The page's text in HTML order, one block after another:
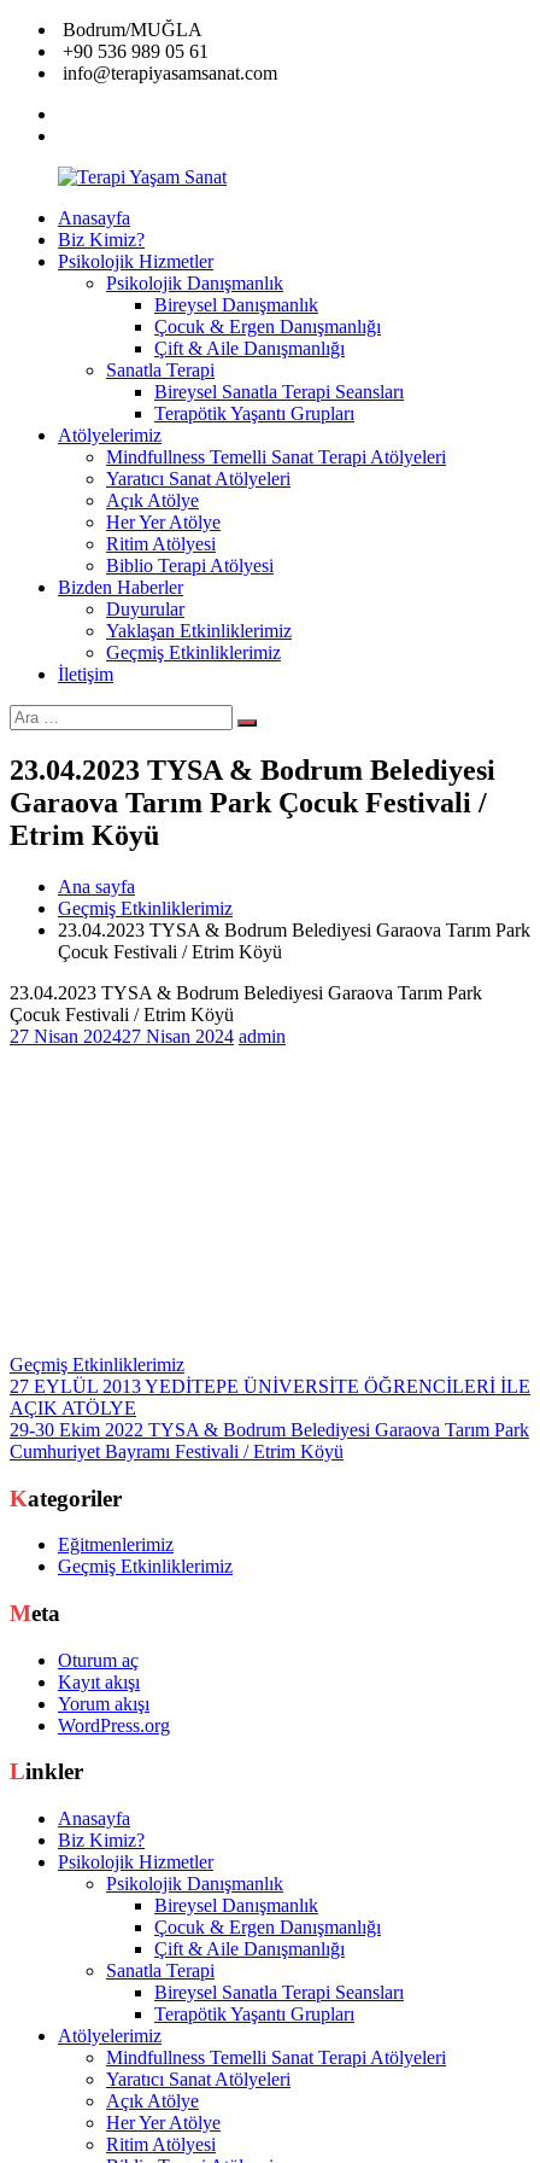
İçeriğe
Bodrum/MUĞLA
+90 536 989 05 61
info@terapiyasamsanat.com
Terapi
Yaşam
Anasayfa
Biz Kimiz?
Psikolojik Hizmetler
Psikolojik Danışmanlık
Bireysel Danışmanlık
Çocuk & Ergen Danışmanlığı
Çift & Aile Danışmanlığı
Sanatla Terapi
Bireysel Sanatla Terapi Seansları
Terapötik Yaşantı Grupları
Atölyelerimiz
Mindfullness Temelli Sanat Terapi Atölyeleri
Yaratıcı Sanat Atölyeleri
Açık Atölye
Her Yer Atölye
Ritim Atölyesi
Biblio Terapi Atölyesi
Bizden Haberler
Duyurular
Yaklaşan Etkinliklerimiz
Geçmiş Etkinliklerimiz
İletişim
Ara:
Ara
23.04.2023 TYSA & Bodrum Belediyesi
Garaova Tarım Park Çocuk Festivali /
Etrim Köyü
Ana sayfa
Geçmiş Etkinliklerimiz
23.04.2023 TYSA & Bodrum Belediyesi Garaova Tarım Park
Çocuk Festivali / Etrim Köyü
23.04.2023 TYSA & Bodrum Belediyesi Garaova Tarım Park
Çocuk Festivali / Etrim Köyü
27 Nisan 202427 Nisan 2024 admin
Geçmiş Etkinliklerimiz
Yazı
gezinmesi
27 EYLÜL 2013 YEDİTEPE ÜNİVERSİTE ÖĞRENCİLERİ İLE
AÇIK ATÖLYE
29-30 Ekim 2022 TYSA & Bodrum Belediyesi Garaova Tarım Park
Cumhuriyet Bayramı Festivali / Etrim Köyü
Kategoriler
Eğitmenlerimiz
Geçmiş Etkinliklerimiz
Meta
Oturum aç
Kayıt akışı
Yorum akışı
WordPress.org
Linkler
Anasayfa
Biz Kimiz?
Psikolojik Hizmetler
Psikolojik Danışmanlık
Bireysel Danışmanlık
Çocuk & Ergen Danışmanlığı
Çift & Aile Danışmanlığı
Sanatla Terapi
Bireysel Sanatla Terapi Seansları
Terapötik Yaşantı Grupları
Atölyelerimiz
Mindfullness Temelli Sanat Terapi Atölyeleri
Yaratıcı Sanat Atölyeleri
Açık Atölye
Her Yer Atölye
Ritim Atölyesi